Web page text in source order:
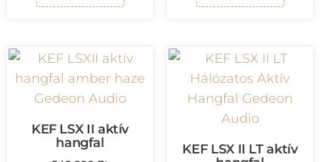
KEF LSX II aktív
hangfal
KEF LSX II LT aktív